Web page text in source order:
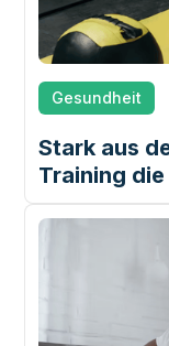
Gesundheit
Stark aus
Training